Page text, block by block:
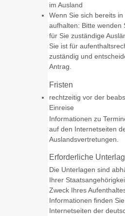
im Ausland
Wenn Sie sich bereits in
aufhalten: Bitte wenden
für Sie zuständige
Sie ist für
zuständig und
Antrag.
Fristen
rechtzeitig vor der
Einreise
Informationen zu
auf den Internetseiten
Auslandsvertretungen.
Erforderliche
Die Unterlagen sind
Ihrer
Zweck Ihres
Informationen finden
Internetseiten der